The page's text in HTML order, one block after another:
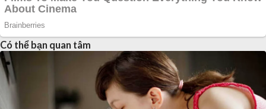
Có thể bạn quan tâm